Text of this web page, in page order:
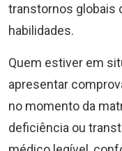
transtornos globais
habilidades.
Quem estiver em
apresentar
no momento da
deficiência ou